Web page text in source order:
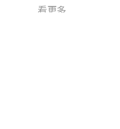
看更多